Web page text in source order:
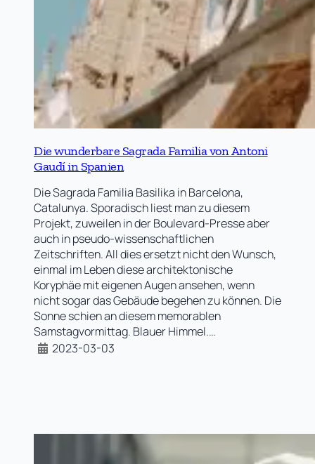
Die wunderbare Sagrada Familia von Antoni
Gaudí in Spanien
Die Sagrada Familia Basilika in Barcelona,
Catalunya. Sporadisch liest man zu diesem
Projekt, zuweilen in der Boulevard-Presse aber
auch in pseudo-wissenschaftlichen
Zeitschriften. All dies ersetzt nicht den Wunsch,
einmal im Leben diese architektonische
Koryphäe mit eigenen Augen ansehen, wenn
nicht sogar das Gebäude begehen zu können. Die
Sonne schien an diesem memorablen
Samstagvormittag. Blauer Himmel.…
2023-03-03